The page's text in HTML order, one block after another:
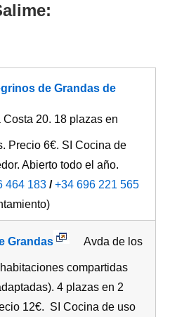
de Grandas de
Costa 20. 18 plazas en
Precio 6€. SI Cocina de
Abierto todo el año.
464 183 /+34 696 221 565
Grandas Avda de los
compartidas
4 plazas en 2
12€. SI Cocina de uso